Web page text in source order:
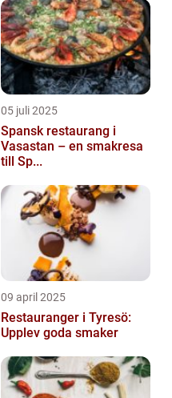
05 juli 2025
Spansk restaurang i
Vasastan – en smakresa
till Sp...
09 april 2025
Restauranger i Tyresö:
Upplev goda smaker